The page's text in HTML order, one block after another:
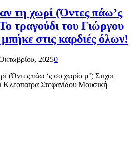
τη χωρί (Όντες πάω’ς
τραγούδι του Γιώργου
στις καρδιές όλων!
20250
(Όντες πάω ‘ς σο χωρίο μ’) Στιχοι
Κλεοπατρα Στεφανίδου Μουσική